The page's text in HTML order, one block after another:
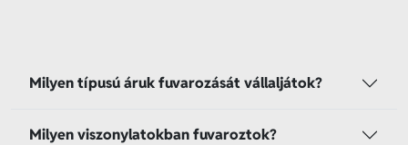
Milyen típusú áruk fuvarozását vállaljátok?
Milyen viszonylatokban fuvaroztok?